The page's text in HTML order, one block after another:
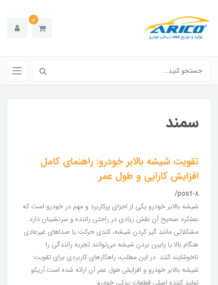
0
سمند
تقویت شیشه بالابر خودرو: راهنمای کامل
افزایش کارایی و طول عمر
/post-8
شیشه بالابر خودرو یکی از اجزای پرکاربرد و مهم در خودرو است که
عملکرد صحیح آن نقش زیادی در راحتی راننده و سرنشینان دارد.
مشکلاتی مانند گیر کردن شیشه، کندی حرکت یا صداهای غیرعادی
هنگام بالا یا پایین بردن شیشه می‌توانند تجربه رانندگی را
ناخوشایند کنند. در این مطلب، راهکارهای کاربردی برای تقویت
شیشه بالابر خودرو و افزایش طول عمر آن ارائه شده است.آریکو
تولید کننده اصلی قطعات یدکی خودرو